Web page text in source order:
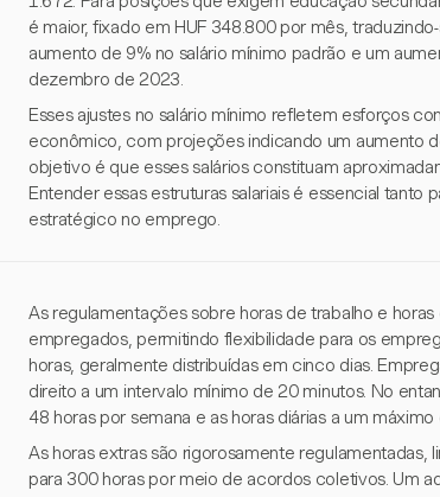
é maior, fixado em HUF 348.800 por mês,
aumento de 9% no salário mínimo padrão e um
dezembro de 2023.
Esses ajustes no salário mínimo refletem esforços
econômico, com projeções indicando um aumento
objetivo é que esses salários constituam
Entender essas estruturas salariais é essencial
estratégico no emprego.
As regulamentações sobre horas de trabalho e
empregados, permitindo flexibilidade para os
horas, geralmente distribuídas em cinco dias.
direito a um intervalo mínimo de 20 minutos. No
48 horas por semana e as horas diárias a um
As horas extras são rigorosamente regulamentadas,
para 300 horas por meio de acordos coletivos. Um